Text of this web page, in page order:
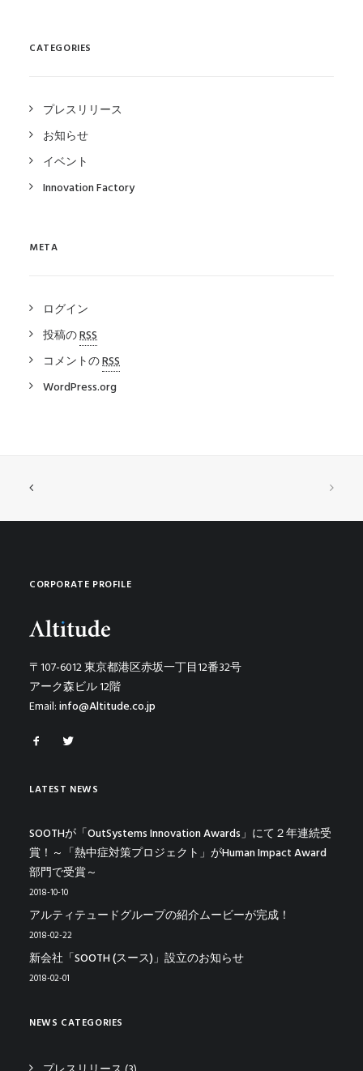
CATEGORIES
プレスリリース
お知らせ
イベント
Innovation Factory
META
ログイン
投稿のRSS
コメントのRSS
WordPress.org
CORPORATE PROFILE
〒107-6012 東京都港区赤坂一丁目12番32号
アーク森ビル 12階
Email:info@Altitude.co.jp
LATEST NEWS
SOOTHが「OutSystems Innovation Awards」にて２年連続受
賞！～「熱中症対策プロジェクト」がHuman Impact Award
部門で受賞～
2018-10-10
アルティテュードグループの紹介ムービーが完成！
2018-02-22
新会社「SOOTH (スース)」設立のお知らせ
2018-02-01
NEWS CATEGORIES